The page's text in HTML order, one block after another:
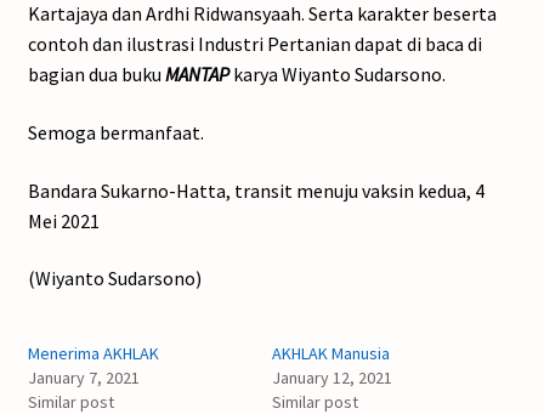
Kartajaya dan Ardhi Ridwansyaah. Serta karakter beserta
contoh dan ilustrasi Industri Pertanian dapat di baca di
bagian dua buku MANTAPkarya Wiyanto Sudarsono.
Semoga bermanfaat.
Bandara Sukarno-Hatta, transit menuju vaksin kedua, 4
Mei 2021
(Wiyanto Sudarsono)
Menerima AKHLAK
January 7, 2021
Similar post
AKHLAK Manusia
January 12, 2021
Similar post